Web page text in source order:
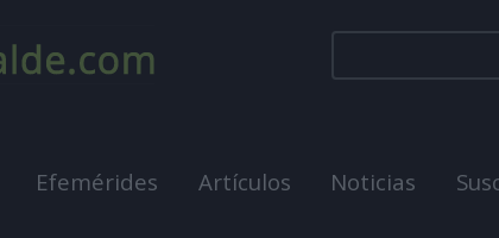
Efemérides Artículos Noticias